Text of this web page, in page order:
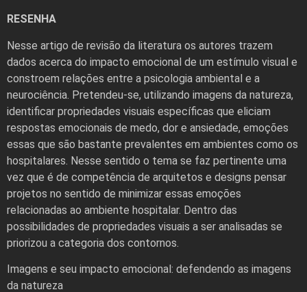
RESENHA
Nesse artigo de revisão da literatura os autores trazem
dados acerca do impacto emocional de um estímulo visual e
constroem relações entre a psicologia ambiental e a
neurociência. Pretendeu-se, utilizando imagens da natureza,
identificar propriedades visuais específicas que eliciam
respostas emocionais de medo, dor e ansiedade, emoções
essas que são bastante prevalentes em ambientes como os
hospitalares. Nesse sentido o tema se faz pertinente uma
vez que é de competência de arquitetos e designs pensar
projetos no sentido de minimizar essas emoções
relacionadas ao ambiente hospitalar. Dentro das
possibilidades de propriedades visuais a ser analisadas se
priorizou a categoria dos contornos.
Imagens e seu impacto emocional: defendendo as imagens
da natureza